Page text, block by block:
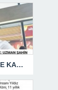
GİZLİ TEHDİTLERE KARŞI MÜCADELE: UZMAN ŞAHİN AVŞAR ANLATIYOR – “İSTİHBARATA KARŞI KOYMADAN VAZGEÇMEK, KAPINIZI AÇIK BIRAKMAK GİBİDİR!”